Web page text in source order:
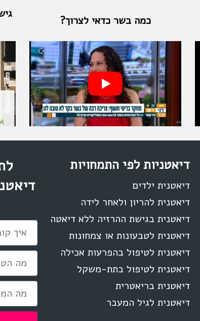
כמה בשר כדאי לצרוך?
דיאטניות לפי התמחויות
דיאטנית ילדים
דיאטנית להריון ולאחר לידה
דיאטנית בגישת ההרזיה ללא דיאטה
דיאטנית לטבעונות או צמחונות
דיאטנית לטיפול בהפרעות אכילה
דיאטנית לטיפול בתת-משקל
דיאטנית בריאטרית
דיאטנית לגיל המעבר